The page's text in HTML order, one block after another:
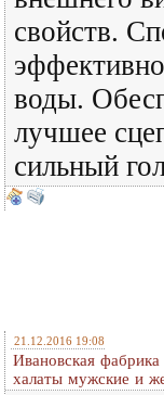
свойств.
воды.
лучшее
сильный
21.12.2016 19:08
Ивановская
халаты мужские и